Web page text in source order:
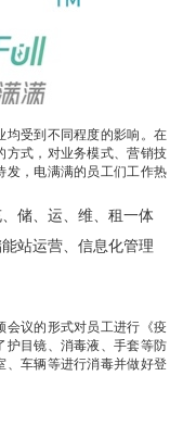
均受到不同程度的影响。在
方式，对业务模式、营销技
发，电满满的员工们工作热
储、运、维、租一体
站运营、信息化管理
会议的形式对员工进行《疫
护目镜、消毒液、手套等防
、车辆等进行消毒并做好登